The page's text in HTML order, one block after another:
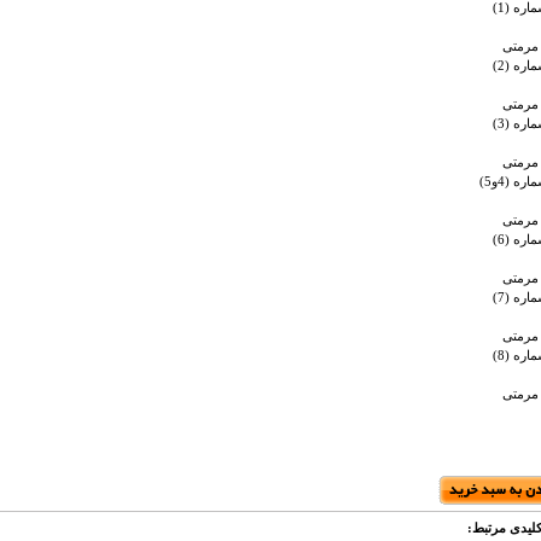
(1)
مرمتی
(2)
مرمتی
(3)
مرمتی
(4و5)
مرمتی
(6)
مرمتی
(7)
مرمتی
(8)
مرمتی
مرتبط: